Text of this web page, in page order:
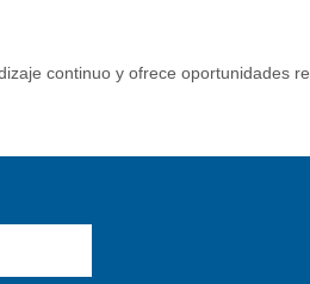
continuo y ofrece oportunidades